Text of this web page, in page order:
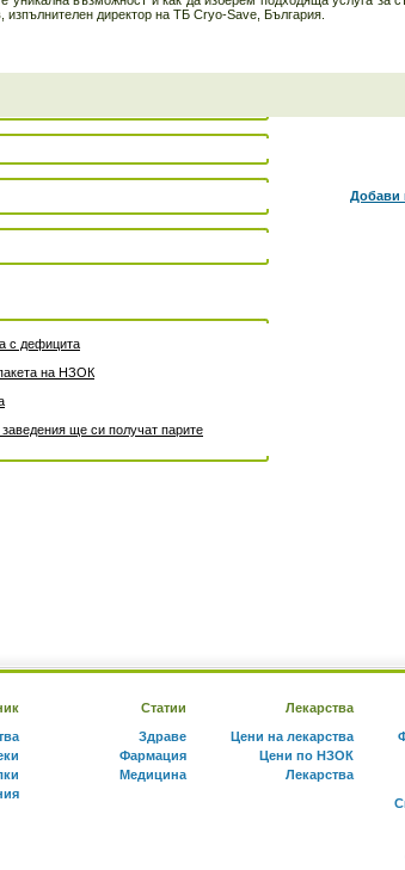
директор на ТБ Cryo-Save, България.
Добави
с дефицита
на НЗОК
ще си получат парите
Статии
Здраве
Фармация
Медицина
Лекарства
Цени на лекарства
Цени по НЗОК
Лекарства